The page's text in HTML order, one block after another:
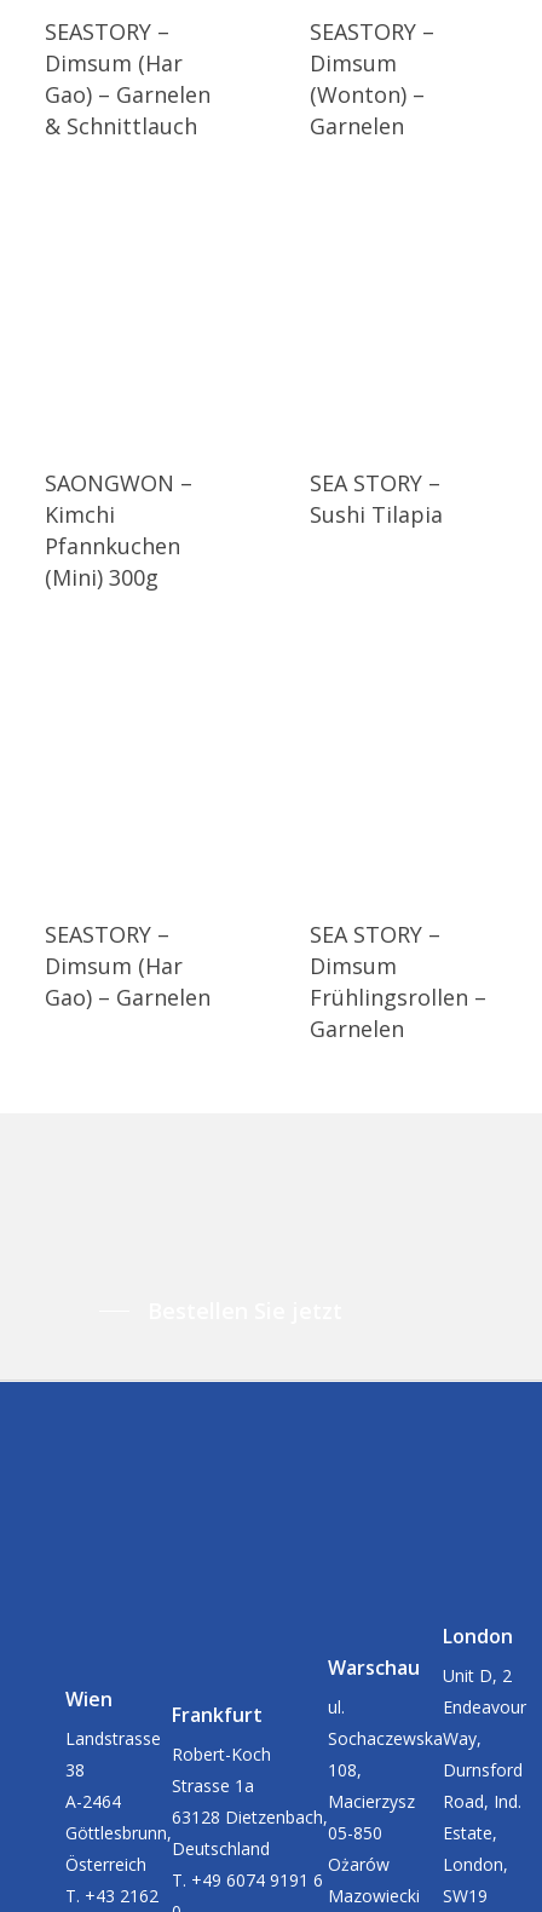
SEASTORY –
Dimsum (Har
Gao) – Garnelen
& Schnittlauch
SEASTORY –
Dimsum
(Wonton) –
Garnelen
SAONGWON –
Kimchi
Pfannkuchen
(Mini) 300g
SEA STORY –
Sushi Tilapia
SEASTORY –
Dimsum (Har
Gao) – Garnelen
SEA STORY –
Dimsum
Frühlingsrollen –
Garnelen
Wien
Landstrasse
38
A-2464
Göttlesbrunn,
Österreich
T. +43 2162
Frankfurt
Robert-Koch
Strasse 1a
63128 Dietzenbach,
Deutschland
T. +49 6074 9191 6
Warschau
ul.
Sochaczewska
108,
Macierzysz
05-850
Ożarów
Mazowiecki
London
Unit D, 2
Endeavour
Way,
Durnsford
Road, Ind.
Estate,
London,
SW19